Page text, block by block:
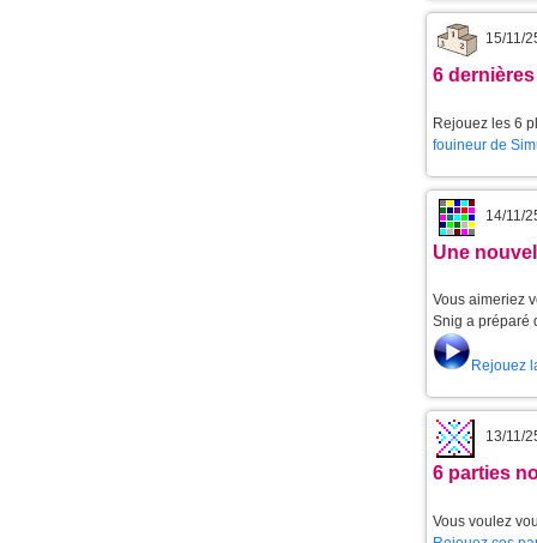
15/11/
6
Rejouez les 6
fouineur de
14/11/
Une
Vous aimeriez
Snig a préparé
Rejouez
13/11/
6 parties
Vous voulez